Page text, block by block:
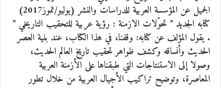
الجميل عن المؤسسة العربية للدراسات والنشر (يوليو/تموز2017)
كتابه الجديد ” تحوّلات الازمنة : رؤية عربية للتحقيب التاريخي ”
. يقول المؤلف عن كتابه: وقفنا، في هذا الكتاب، عند بنية العصر
الحديث وأنساقه وكشف ظواهر تحقيب تاريخ العالم الحديث،
وصولا إلى الاستنتاجات التي طبقناها على الأزمنة العربية
المعاصرة، وتوضيح تراكيب الأجيال العربية من خلال تطور